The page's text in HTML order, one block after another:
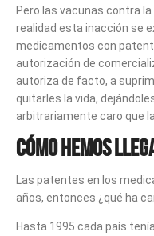
Pero las vacunas contra la
realidad esta inacción se
medicamentos con
autorización de
autoriza de facto, a
quitarles la vida,
arbitrariamente caro que
Cómo hemos
Las patentes en los
años, entonces ¿qué ha
Hasta 1995 cada país